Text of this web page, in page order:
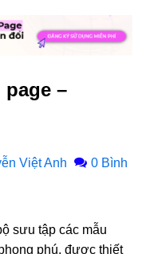
page –
Việt Anh
0 Bình
sưu tập các mẫu
phú, được thiết